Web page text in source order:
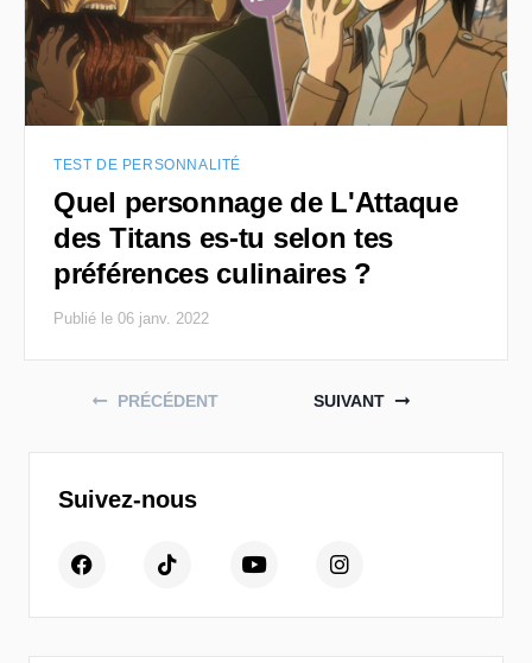
TEST DE PERSONNALITÉ
Quel personnage de L'Attaque
des Titans es-tu selon tes
préférences culinaires ?
Publié le 06 janv. 2022
Posts navigation
PRÉCÉDENT SUIVANT
Suivez-nous